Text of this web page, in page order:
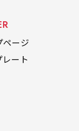
ページ
ート